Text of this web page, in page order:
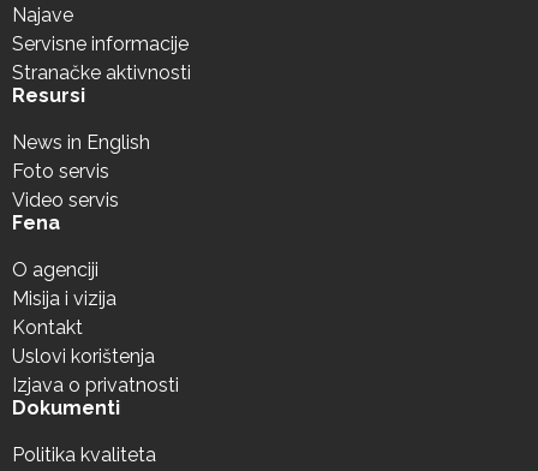
Najave
Servisne informacije
Stranačke aktivnosti
Resursi
News in English
Foto servis
Video servis
Fena
O agenciji
Misija i vizija
Kontakt
Uslovi korištenja
Izjava o privatnosti
Dokumenti
Politika kvaliteta